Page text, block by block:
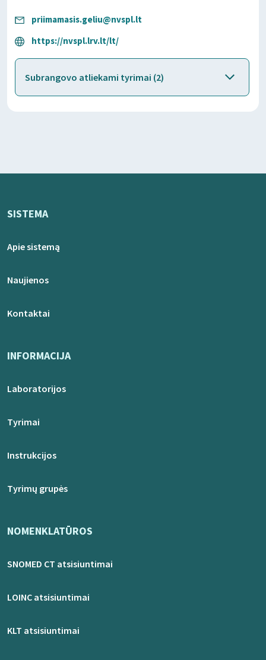
priimamasis.geliu@nvspl.lt
https://nvspl.lrv.lt/lt/
Subrangovo atliekami tyrimai (2)
SISTEMA
Apie sistemą
Naujienos
Kontaktai
INFORMACIJA
Laboratorijos
Tyrimai
Instrukcijos
Tyrimų grupės
NOMENKLATŪROS
SNOMED CT atsisiuntimai
LOINC atsisiuntimai
KLT atsisiuntimai